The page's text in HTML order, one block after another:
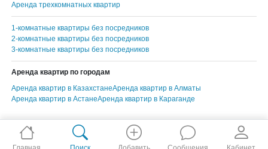
Аренда трехкомнатных квартир
1-комнатные квартиры без посредников
2-комнатные квартиры без посредников
3-комнатные квартиры без посредников
Аренда квартир по городам
Аренда квартир в КазахстанеАренда квартир в Алматы
Аренда квартир в АстанеАренда квартир в Караганде